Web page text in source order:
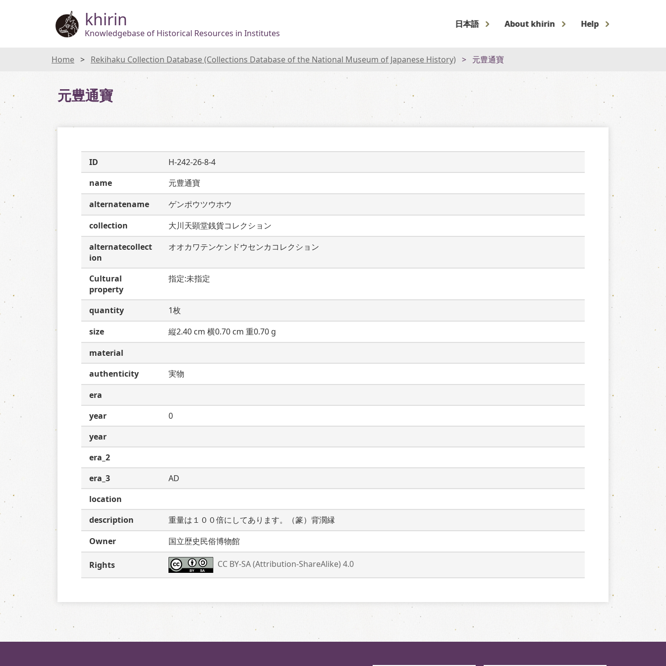
khirin
Knowledgebase of Historical Resources in Institutes
日本語 About khirin Help
Home Rekihaku Collection Database (Collections Database of the National Museum of Japanese History) 元豊通寶
元豊通寶
ID
H-242-26-8-4
name
元豊通寶
alternatename
ゲンポウツウホウ
collection
大川天顕堂銭貨コレクション
alternatecollect
ion
オオカワテンケンドウセンカコレクション
Cultural
property
指定:未指定
quantity
1枚
size
縦2.40 cm 横0.70 cm 重0.70 g
material
authenticity
実物
era
year
0
year
era_2
era_3
AD
location
description
重量は１００倍にしてあります。（篆）背濶縁
Owner
国立歴史民俗博物館
Rights CC BY-SA (Attribution-ShareAlike) 4.0